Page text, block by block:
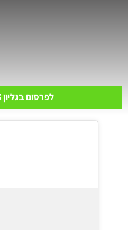
לפרסום בגליון 055-6678895